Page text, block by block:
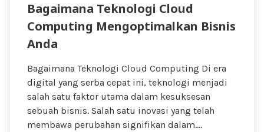
Bagaimana Teknologi Cloud
Computing Mengoptimalkan Bisnis
Anda
Bagaimana Teknologi Cloud Computing Di era
digital yang serba cepat ini, teknologi menjadi
salah satu faktor utama dalam kesuksesan
sebuah bisnis. Salah satu inovasi yang telah
membawa perubahan signifikan dalam….